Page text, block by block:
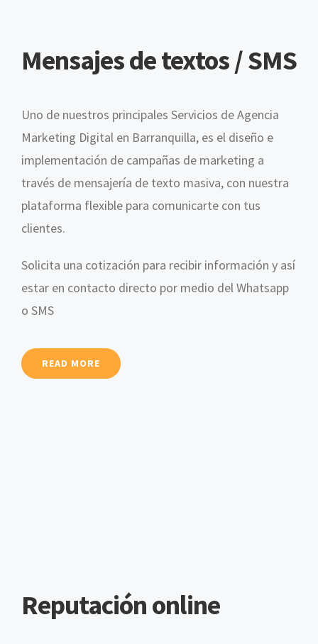
Mensajes de textos / SMS
Uno de nuestros principales Servicios de Agencia
Marketing Digital en Barranquilla, es el diseño e
implementación de campañas de marketing a
través de mensajería de texto masiva, con nuestra
plataforma flexible para comunicarte con tus
clientes.
Solicita una cotización para recibir información y así
estar en contacto directo por medio del Whatsapp
o SMS
READ MORE
Reputación online